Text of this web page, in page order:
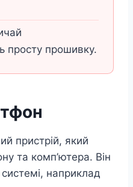
просту прошивку.
пристрій, який
та комп’ютера. Він
наприклад